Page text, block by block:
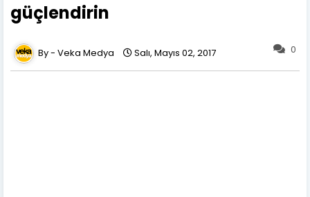
güçlendirin
0
Veka Medya Salı, Mayıs 02, 2017